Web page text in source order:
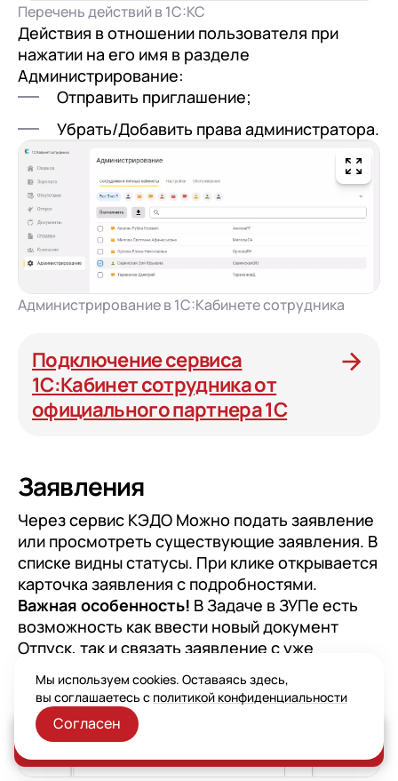
Перечень действий в 1С:КС
Действия в отношении пользователя при
нажатии на его имя в разделе
Администрирование:
Отправить приглашение;
Убрать/Добавить права администратора.
Администрирование в 1С:Кабинете сотрудника
Подключение сервиса
1С:Кабинет сотрудника от
официального партнера 1С
Заявления
Через сервис КЭДО Можно подать заявление
или просмотреть существующие заявления. В
списке видны статусы. При клике открывается
карточка заявления с подробностями.
Важная особенность! В Задаче в ЗУПе есть
возможность как ввести новый документ
Отпуск, так и связать заявление с уже
Заказать консультацию
Мы используем cookies. Оставаясь здесь,
вы соглашаетесь с политикой конфиденциальности
Согласен